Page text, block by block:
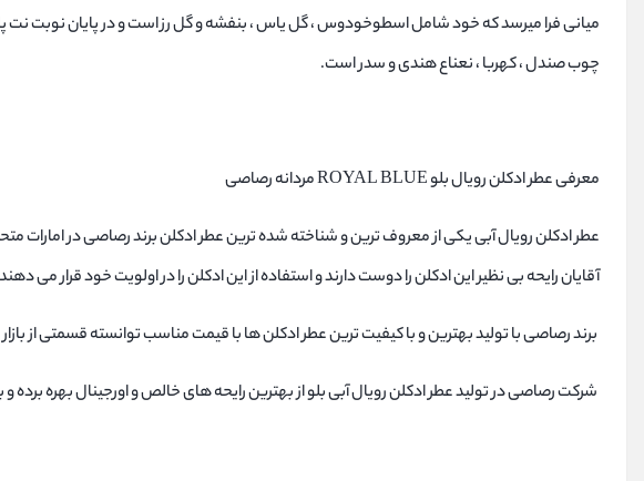
چوب صندل ، کهربا ، نعناع هندی و سدر است.
معرفی عطر ادکلن رویال بلو ROYAL BLUE مردانه رصاصی
عطر ادکلن رویال آبی یکی از معروف ترین و شناخته شده ترین عطر ادکلن برند رصاصی در امارات
آقایان رایحه بی نظیر این ادکلن را دوست دارند و استفاده از این ادکلن را در اولویت خود قرار می
برند رصاصی با تولید بهترین و با کیفیت ترین عطر ادکلن ها با قیمت مناسب توانسته قسمتی از
شرکت رصاصی در تولید عطر ادکلن رویال آبی بلو از بهترین رایحه های خالص و اورجینال بهره برده